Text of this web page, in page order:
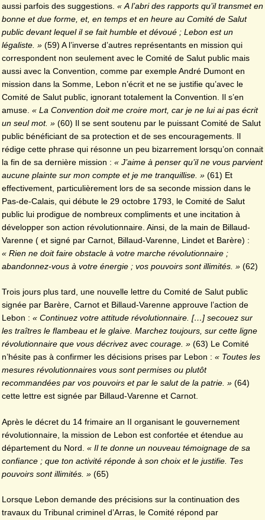
aussi parfois des suggestions. « A l’abri des rapports qu’il transmet en
bonne et due forme, et, en temps et en heure au Comité de Salut
public devant lequel il se fait humble et dévoué ; Lebon est un
légaliste. » (59) A l’inverse d’autres représentants en mission qui
correspondent non seulement avec le Comité de Salut public mais
aussi avec la Convention, comme par exemple André Dumont en
mission dans la Somme, Lebon n’écrit et ne se justifie qu’avec le
Comité de Salut public, ignorant totalement la Convention. Il s’en
amuse. « La Convention doit me croire mort, car je ne lui ai pas écrit
un seul mot. » (60) Il se sent soutenu par le puissant Comité de Salut
public bénéficiant de sa protection et de ses encouragements. Il
rédige cette phrase qui résonne un peu bizarrement lorsqu’on connait
la fin de sa dernière mission : « J’aime à penser qu’il ne vous parvient
aucune plainte sur mon compte et je me tranquillise. » (61) Et
effectivement, particulièrement lors de sa seconde mission dans le
Pas-de-Calais, qui débute le 29 octobre 1793, le Comité de Salut
public lui prodigue de nombreux compliments et une incitation à
développer son action révolutionnaire. Ainsi, de la main de Billaud-
Varenne ( et signé par Carnot, Billaud-Varenne, Lindet et Barère) :
« Rien ne doit faire obstacle à votre marche révolutionnaire ;
abandonnez-vous à votre énergie ; vos pouvoirs sont illimités. » (62)
Trois jours plus tard, une nouvelle lettre du Comité de Salut public
signée par Barère, Carnot et Billaud-Varenne approuve l’action de
Lebon : « Continuez votre attitude révolutionnaire. […] secouez sur
les traîtres le flambeau et le glaive. Marchez toujours, sur cette ligne
révolutionnaire que vous décrivez avec courage. » (63) Le Comité
n’hésite pas à confirmer les décisions prises par Lebon : « Toutes les
mesures révolutionnaires vous sont permises ou plutôt
recommandées par vos pouvoirs et par le salut de la patrie. » (64)
cette lettre est signée par Billaud-Varenne et Carnot.
Après le décret du 14 frimaire an II organisant le gouvernement
révolutionnaire, la mission de Lebon est confortée et étendue au
département du Nord. « Il te donne un nouveau témoignage de sa
confiance ; que ton activité réponde à son choix et le justifie. Tes
pouvoirs sont illimités. » (65)
Lorsque Lebon demande des précisions sur la continuation des
travaux du Tribunal criminel d’Arras, le Comité répond par